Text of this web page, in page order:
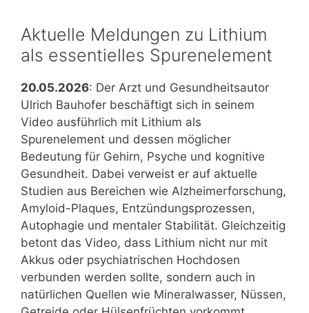
dritten
Mal
zwingt
umzuziehen
Aktuelle Meldungen zu Lithium
als essentielles Spurenelement
20.05.2026: Der Arzt und Gesundheitsautor
Ulrich Bauhofer beschäftigt sich in seinem
Video ausführlich mit Lithium als
Spurenelement und dessen möglicher
Bedeutung für Gehirn, Psyche und kognitive
Gesundheit. Dabei verweist er auf aktuelle
Studien aus Bereichen wie Alzheimerforschung,
Amyloid-Plaques, Entzündungsprozessen,
Autophagie und mentaler Stabilität. Gleichzeitig
betont das Video, dass Lithium nicht nur mit
Akkus oder psychiatrischen Hochdosen
verbunden werden sollte, sondern auch in
natürlichen Quellen wie Mineralwasser, Nüssen,